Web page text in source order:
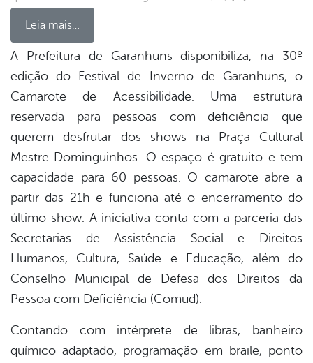
Leia mais…
A Prefeitura de Garanhuns disponibiliza, na 30º
edição do Festival de Inverno de Garanhuns, o
Camarote de Acessibilidade. Uma estrutura
reservada para pessoas com deficiência que
querem desfrutar dos shows na Praça Cultural
Mestre Dominguinhos. O espaço é gratuito e tem
capacidade para 60 pessoas. O camarote abre a
partir das 21h e funciona até o encerramento do
último show. A iniciativa conta com a parceria das
Secretarias de Assistência Social e Direitos
Humanos, Cultura, Saúde e Educação, além do
Conselho Municipal de Defesa dos Direitos da
Pessoa com Deficiência (Comud).
Contando com intérprete de libras, banheiro
químico adaptado, programação em braile, ponto